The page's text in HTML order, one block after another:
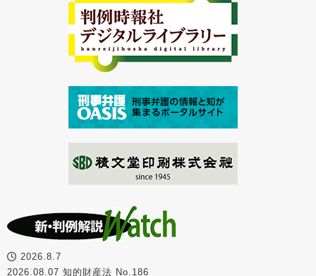
2026.8.7
2026.08.07 知的財産法 No.186